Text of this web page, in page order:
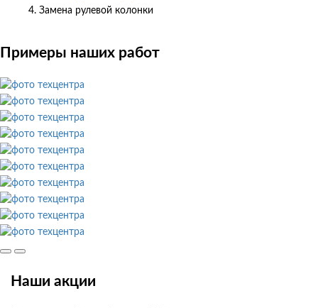
Замена рулевой колонки
Примеры наших работ
Наши акции